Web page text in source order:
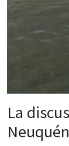
La
Neuquén